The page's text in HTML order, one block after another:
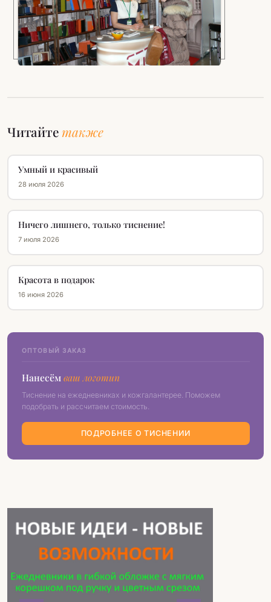
Читайтетакже
Умный и красивый
28 июля 2026
Ничего лишнего, только тиснение!
7 июля 2026
Красота в подарок
16 июня 2026
ОПТОВЫЙ ЗАКАЗ
Нанесёмваш логотип
Тиснение на ежедневниках и кожгалантерее. Поможем
подобрать и рассчитаем стоимость.
ПОДРОБНЕЕ О ТИСНЕНИИ